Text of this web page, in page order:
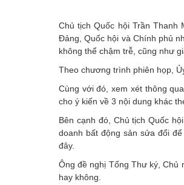
Chủ tịch Quốc hội Trần
Đảng, Quốc hội và Chính phủ
không thể chậm trễ, cũng như
Theo chương trình phiên họp,
Cùng với đó, xem xét thông
cho ý kiến về 3 nội dung khác
Bên cạnh đó, Chủ tịch Quốc
doanh bất động sản sửa đổi
đây.
Ông đề nghị Tổng Thư ký, Chủ
hay không.